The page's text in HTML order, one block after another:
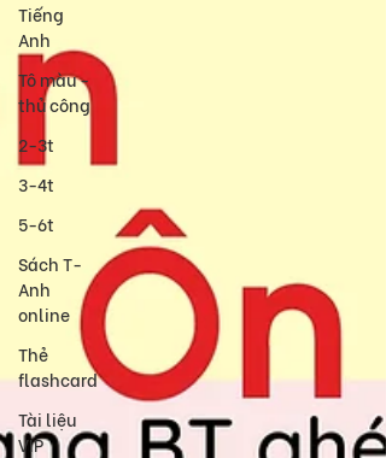
Tiếng
Anh
Tô màu -
thủ công
2-3t
3-4t
5-6t
Sách T-
Anh
online
Thẻ
flashcard
Tài liệu
VIP